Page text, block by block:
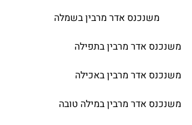
         משנכנס אדר מרבין בשמלה
משנכנס אדר מרבין בתפילה
משנכנס אדר מרבין באכילה
משנכנס אדר מרבין במילה טובה